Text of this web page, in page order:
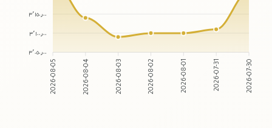
٣٬١٥٠٫٠٠
٣٬١٠٠٫٠٠
٣٬٠٥٠٫٠٠
2026-08-05 2026-08-04 2026-08-03 2026-08-02 2026-08-01 2026-07-31 2026-07-30